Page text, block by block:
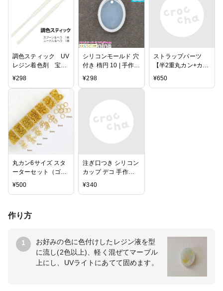
レジンクラフト ハン
ドメイド アクセサリ
ー
ジン顔料 UV-LEDレ
ジン液 お買い得 レ
ジン着色 手芸]
調色スティック UV
レジン着色剤 宝石
の雫 専用 パジコ
ラ グリッター UVレ
ジン クラフトアレン
ジ 太陽の雫
¥298
シリコンモールド 穴
付き 楕円 10 | 手作り
アクセサリーがこん
付き 卵型 手作り レ
ジン ネックレス 3D
UVレジン 円 樹脂 ハ
ンドメイド 手芸 ア
クセサリー ペンダン
¥298
ストラップパーツ
【半2重丸カン+カニ
カン付きストラップ
¥650
丸カン6サイズ スタ
ーターセット（ゴー
¥500
注ぎ口つき シリコン
カップ デコ 手作り
¥340
作り方
1
お好みの色に色付けしたレジン液を型
に流し(2色以上)、軽く混ぜてマーブル
上にし、UVライトにあてて固めます。